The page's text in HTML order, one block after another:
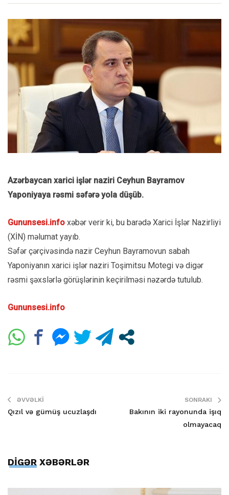
Azərbaycan xarici işlər naziri Ceyhun Bayramov
Yaponiyaya rəsmi səfərə yola düşüb.
Gununsesi.info xəbər verir ki, bu barədə Xarici İşlər Nazirliyi
(XİN) məlumat yayıb.
Səfər çərçivəsində nazir Ceyhun Bayramovun sabah
Yaponiyanın xarici işlər naziri Toşimitsu Motegi və digər
rəsmi şəxslərlə görüşlərinin keçirilməsi nəzərdə tutulub.
Gununsesi.info
ƏVVƏLKI
Qızıl və gümüş ucuzlaşdı
SONRAKI
Bakının iki rayonunda işıq
olmayacaq
DİGƏR XƏBƏRLƏR